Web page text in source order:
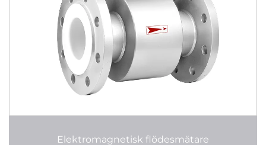
Elektromagnetisk flödesmätare